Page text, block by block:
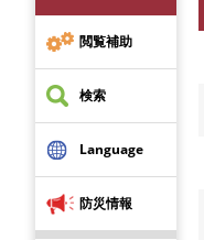
先
頭
で
す
閲覧補助
検索
Language
防災情報